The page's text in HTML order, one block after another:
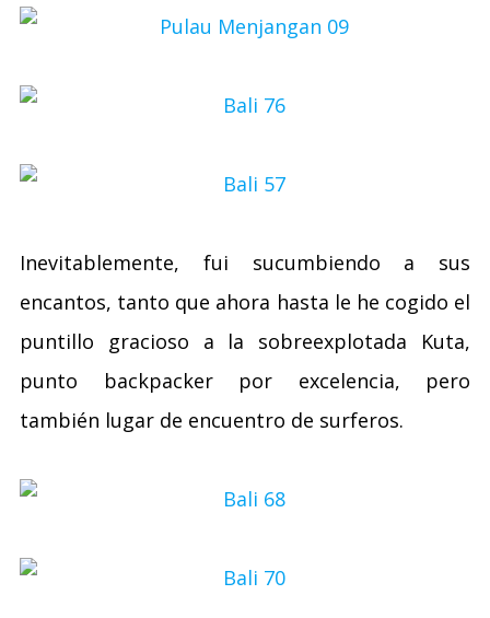
Inevitablemente, fui sucumbiendo a sus
encantos, tanto que ahora hasta le he cogido el
puntillo gracioso a la sobreexplotada Kuta,
punto backpacker por excelencia, pero
también lugar de encuentro de surferos.